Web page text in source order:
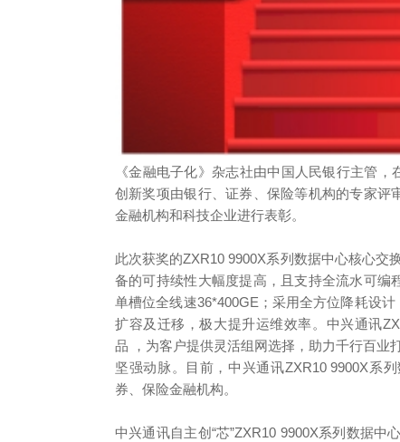
《金融电子化》杂志社由中国人民银行主管
创新奖项由银行、证券、保险等机构的专家评
金融机构和科技企业进行表彰。
此次获奖的ZXR10 9900X系列数据中心核心交
备的可持续性大幅度提高，且支持全流水可编
单槽位全线速36*400GE；采用全方位降耗设
扩容及迁移，极大提升运维效率。中兴通讯
品 ，为客户提供灵活组网选择，助力千行百业
坚强动脉。目前，中兴通讯ZXR10 9900X系
券、保险金融机构。
中兴通讯自主创“芯”ZXR10 9900X系列数据